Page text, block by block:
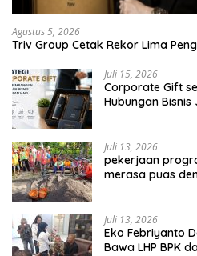
Agustus 5, 2026
Triv Group Cetak Rekor Lima
Juli 15, 2026
Corporate Gift
Hubungan
Juli 13, 2026
pekerjaan
merasa puas
Juli 13, 2026
Eko Febriyanto
Bawa LHP BPK